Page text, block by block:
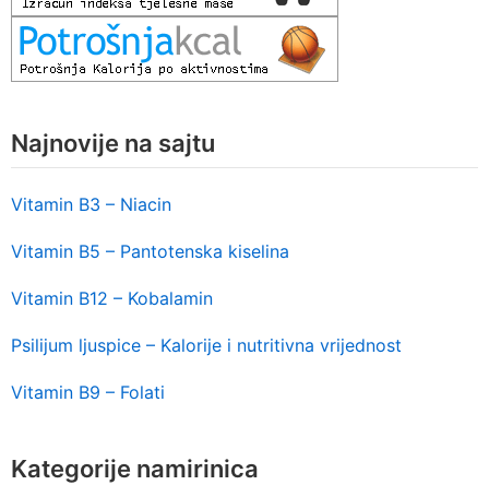
Najnovije na sajtu
Vitamin B3 – Niacin
Vitamin B5 – Pantotenska kiselina
Vitamin B12 – Kobalamin
Psilijum ljuspice – Kalorije i nutritivna vrijednost
Vitamin B9 – Folati
Kategorije namirinica